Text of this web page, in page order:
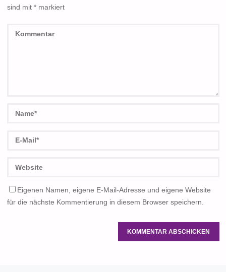
sind mit *markiert
Eigenen Namen, eigene E-Mail-Adresse und eigene Website
für die nächste Kommentierung in diesem Browser speichern.